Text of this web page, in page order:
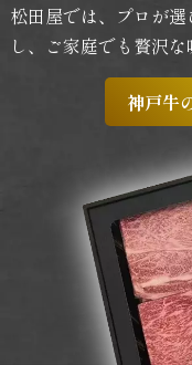
松田屋では、プロが
し、 ご家庭でも贅沢
神戸牛